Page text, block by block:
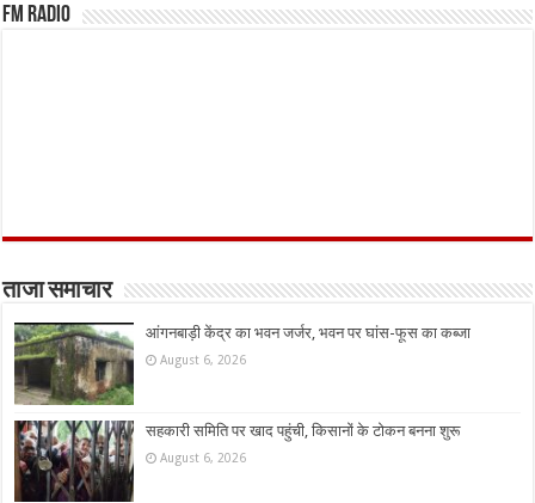
FM Radio
ताजा समाचार
आंगनबाड़ी केंद्र का भवन जर्जर, भवन पर घांस-फूस का कब्जा
August 6, 2026
सहकारी समिति पर खाद पहुंची, किसानों के टोकन बनना शुरू
August 6, 2026